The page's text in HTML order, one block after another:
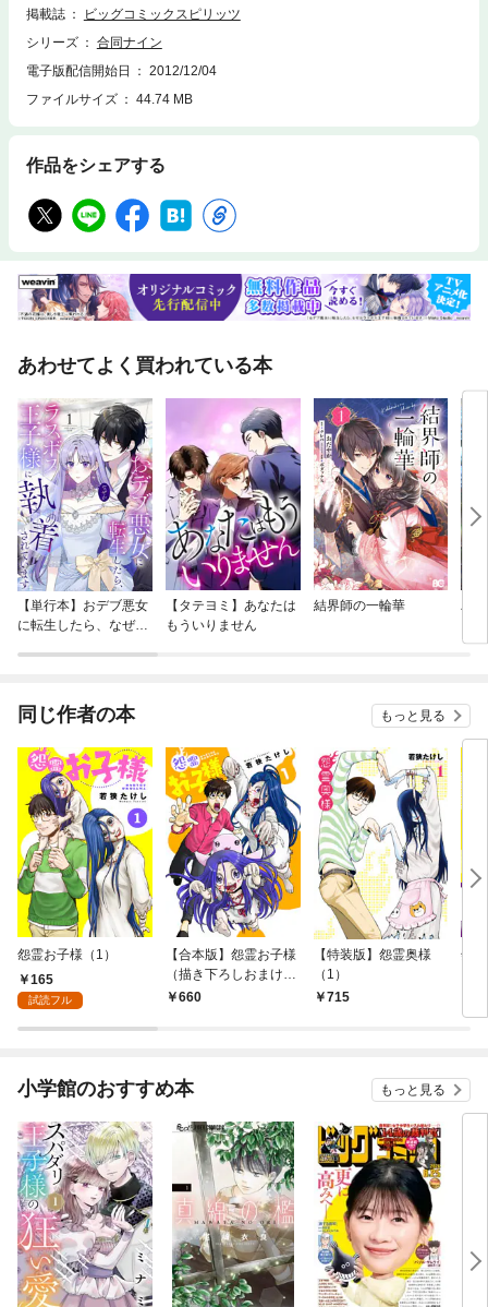
掲載誌
ビッグコミックスピリッツ
シリーズ
合同ナイン
電子版配信開始日
2012/12/04
ファイルサイズ
44.74 MB
作品をシェアする
あわせてよく買われている本
【単行本】おデブ悪女
に転生したら、なぜか
【タテヨミ】あなたは
もういりません
結界師の一輪華
バ
今
同じ作者の本 もっと見る
怨霊お子様（1）
165
試読フル
【合本版】怨霊お子様
（描き下ろしおまけ付
き）（1）
660
【特装版】怨霊奥様
（1）
715
怨
小学館のおすすめ本 もっと見る